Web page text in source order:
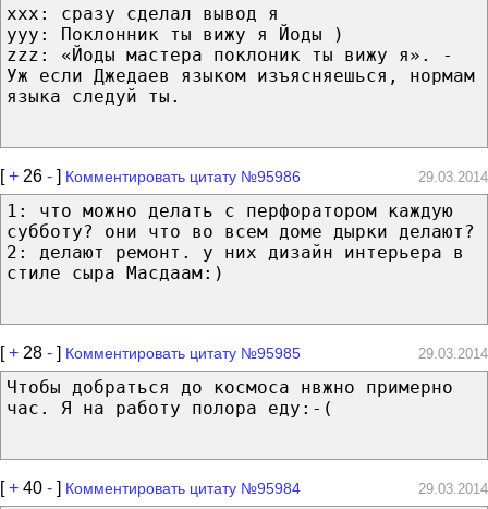
xxx: сразу сделал вывод я
yyy: Поклонник ты вижу я Йоды )
zzz: «Йоды мастера поклоник ты вижу я». -
Уж если Джедаев языком изъясняешься, нормам
языка следуй ты.
[+ 26 - ] Комментировать цитату №95986 29.03.2014
1: что можно делать с перфоратором каждую
субботу? они что во всем доме дырки делают?
2: делают ремонт. у них дизайн интерьера в
стиле сыра Масдаам:)
[+ 28 - ] Комментировать цитату №95985 29.03.2014
Чтобы добраться до космоса нвжно примерно
час. Я на работу полора еду:-(
[+ 40 - ] Комментировать цитату №95984 29.03.2014